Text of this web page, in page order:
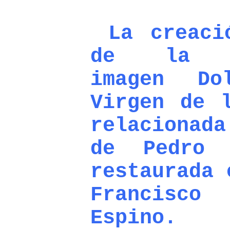
La
de la
imagen
Virgen de
de Pedro
restaurada
Espino.